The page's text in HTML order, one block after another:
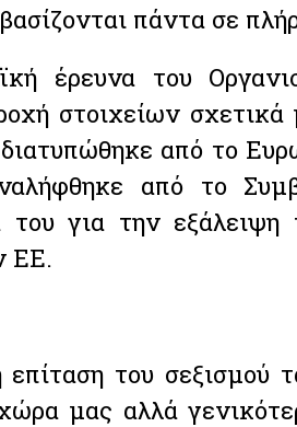
πάντα σε
έρευνα του
στοιχείων
από το
από το
του για την
ΕΕ.
του σεξισμού
μας αλλά